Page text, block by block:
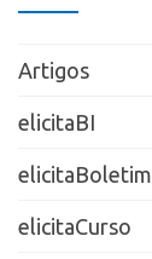
Artigos
elicitaBI
elicitaBoletim
elicitaCurso